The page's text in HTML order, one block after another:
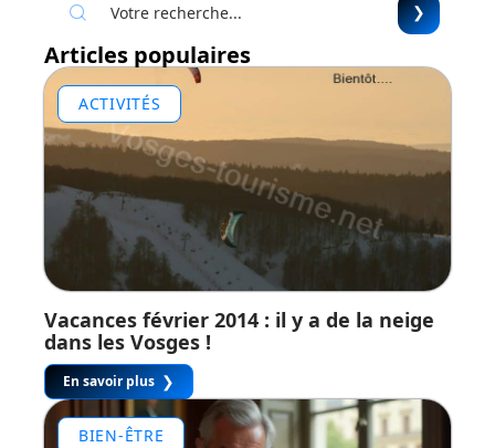
Articles populaires
ACTIVITÉS
Vacances février 2014 : il y a de la neige
dans les Vosges !
En savoir plus
BIEN-ÊTRE